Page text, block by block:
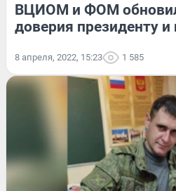
ВЦИОМ и ФОМ
доверия президенту и
8 апреля, 2022, 15:23 1 585